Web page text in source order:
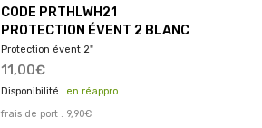
CODE PRTHLWH21
PROTECTION ÉVENT 2 BLANC
Protection évent 2"
11,00€
en réappro.
frais de port : 9,90€